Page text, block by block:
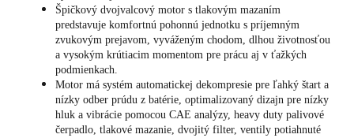
Špičkový dvojvalcový motor s tlakovým mazaním
predstavuje komfortnú pohonnú jednotku s príjemným
zvukovým prejavom, vyváženým chodom, dlhou životnosťou
a vysokým krútiacim momentom pre prácu aj v ťažkých
podmienkach.
Motor má systém automatickej dekompresie pre ľahký štart a
nízky odber prúdu z batérie, optimalizovaný dizajn pre nízky
hluk a vibrácie pomocou CAE analýzy, heavy duty palivové
čerpadlo, tlakové mazanie, dvojitý filter, ventily potiahnuté